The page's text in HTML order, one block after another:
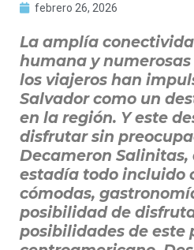
febrero 26, 2026
La amplía
humana y
los viajeros han
Salvador como un
en la región. Y este
disfrutar sin
Decameron
estadía todo incluido
cómodas,
posibilidad de
posibilidades de este